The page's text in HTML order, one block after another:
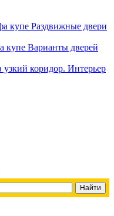
Раздвижные двери
Варианты дверей
коридор. Интерьер